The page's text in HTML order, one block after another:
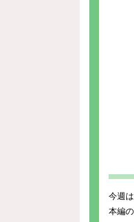
今週
本編